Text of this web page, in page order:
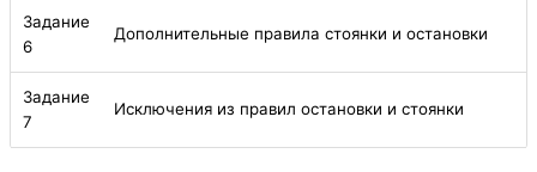
Задание
6
Дополнительные правила стоянки и остановки
Задание
7
Исключения из правил остановки и стоянки